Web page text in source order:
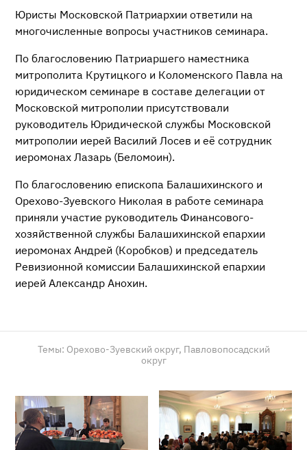
Юристы Московской Патриархии ответили на
многочисленные вопросы участников семинара.
По благословению Патриаршего наместника
митрополита Крутицкого и Коломенского Павла на
юридическом семинаре в составе делегации от
Московской митрополии присутствовали
руководитель Юридической службы Московской
митрополии иерей Василий Лосев и её сотрудник
иеромонах Лазарь (Беломоин).
По благословению епископа Балашихинского и
Орехово-Зуевского Николая в работе семинара
приняли участие руководитель Финансового-
хозяйственной службы Балашихинской епархии
иеромонах Андрей (Коробков) и председатель
Ревизионной комиссии Балашихинской епархии
иерей Александр Анохин.
Темы: Орехово-Зуевский округ, Павловопосадский
округ